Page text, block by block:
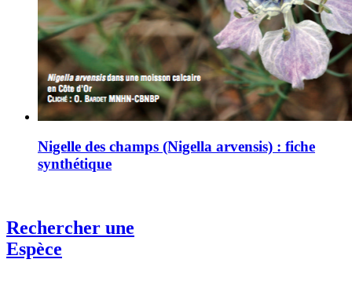
Nigelle des champs (Nigella arvensis) : fiche
synthétique
Rechercher une
Espèce